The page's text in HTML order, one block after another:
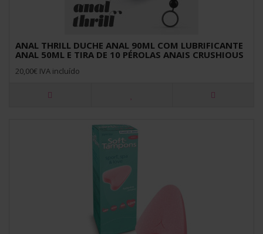
ANAL THRILL DUCHE ANAL 90ML COM LUBRIFICANTE
ANAL 50ML E TIRA DE 10 PÉROLAS ANAIS CRUSHIOUS
20,00€ IVA incluído